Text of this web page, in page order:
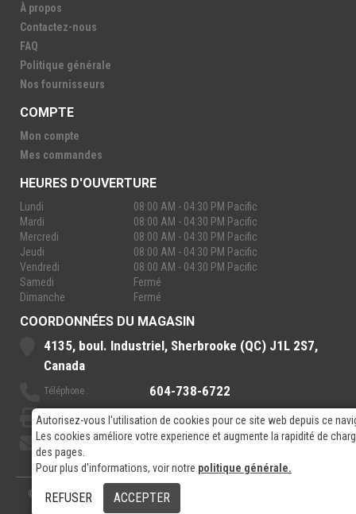
Autorisez-vous l'utilisation de cookies pour ce site web depuis ce
Les cookies améliore votre experience et augmente la rapidité de
des pages.
Pour plus d'informations, voir notre politique générale.
REFUSER ACCEPTER
À propos
Contactez-nous
FAQ
Politique générale
Nos fournisseurs
© 2026- RP Electronics
COMPTE
Mon compte
Mes commandes
HEURES D'OUVERTURE
Lundi
08:00 AM - 04:30 PM Pacific
Mardi
08:00 AM - 04:30 PM Pacific
Mercredi
08:00 AM - 04:30 PM Pacific
Jeudi
08:00 AM - 04:30 PM Pacific
Vendredi
08:00 AM - 04:30 PM Pacific
Samedi
Fermé
Dimanche
Fermé
COORDONNÉES DU MAGASIN
4135, boul. Industriel, Sherbrooke (QC) J1L 2S7,
Canada
Téléphone : 604-738-6722
Sans-Frais : 888-921-7770
Courriel: sales@rpelectronics.com